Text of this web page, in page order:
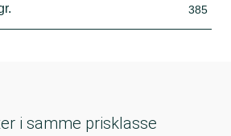
385
i samme prisklasse